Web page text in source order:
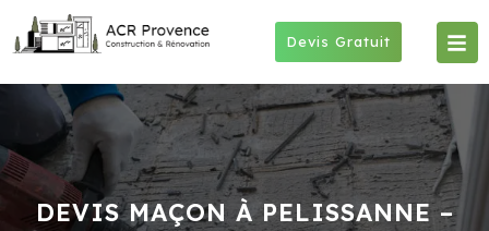
Devis Gratuit
DEVIS MAÇON À PELISSANNE –